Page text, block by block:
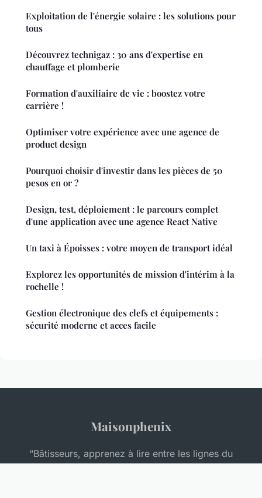
Exploitation de l'énergie solaire : les solutions pour
tous
Découvrez technigaz : 30 ans d'expertise en
chauffage et plomberie
Formation d'auxiliaire de vie : boostez votre
carrière !
Optimiser votre expérience avec une agence de
product design
Pourquoi choisir d'investir dans les pièces de 50
pesos en or ?
Design, test, déploiement : le parcours complet
d'une application avec une agence React Native
Un taxi à Époisses : votre moyen de transport idéal
Explorez les opportunités de mission d'intérim à la
rochelle !
Gestion électronique des clefs et équipements :
sécurité moderne et acces facile
Maisonphenix
“Bâtisseurs, apprenez à lire entre les lignes du